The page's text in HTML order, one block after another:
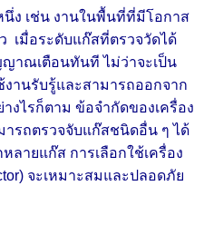
ง เช่น งานในพื้นที่ที่มีโอกาส
ว เมื่อระดับแก๊สที่ตรวจวัดได้
ญาณเตือนทันที ไม่ว่าจะเป็น
งานรับรู้และสามารถออกจาก
งไรก็ตาม ข้อจำกัดของเครื่อง
ารถตรวจจับแก๊สชนิดอื่น ๆ ได้
ลายแก๊ส การเลือกใช้เครื่อง
จะเหมาะสมและปลอดภัย